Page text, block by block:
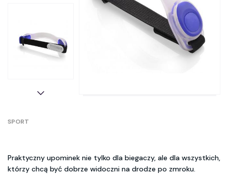
SPORT
Praktyczny upominek nie tylko dla biegaczy, ale dla wszystkich,
którzy chcą być dobrze widoczni na drodze po zmroku.